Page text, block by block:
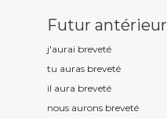
Futur antérieur
j'aurai breveté
tu auras breveté
il aura breveté
nous aurons breveté